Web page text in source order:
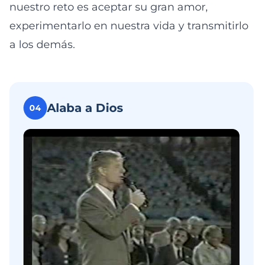
nuestro reto es aceptar su gran amor,
experimentarlo en nuestra vida y transmitirlo
a los demás.
04 Alaba a Dios